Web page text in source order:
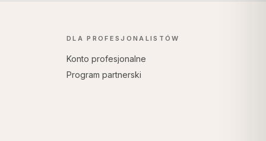
DLA PROFESJONALISTÓW
Konto profesjonalne
Program partnerski